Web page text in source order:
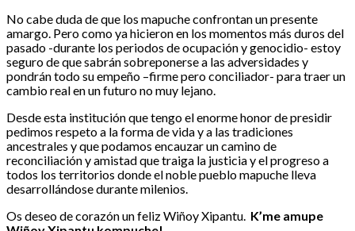
No cabe duda de que los mapuche confrontan un presente
amargo. Pero como ya hicieron en los momentos más duros del
pasado -durante los periodos de ocupación y genocidio- estoy
seguro de que sabrán sobreponerse a las adversidades y
pondrán todo su empeño –firme pero conciliador- para traer un
cambio real en un futuro no muy lejano.
Desde esta institución que tengo el enorme honor de presidir
pedimos respeto a la forma de vida y a las tradiciones
ancestrales y que podamos encauzar un camino de
reconciliación y amistad que traiga la justicia y el progreso a
todos los territorios donde el noble pueblo mapuche lleva
desarrollándose durante milenios.
Os deseo de corazón un feliz Wiñoy Xipantu. K’me amupe